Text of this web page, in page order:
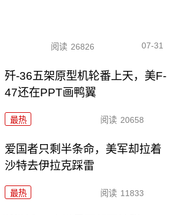
阅读 26826 07-31
歼-36五架原型机轮番上天，美F-
47还在PPT画鸭翼
最热 阅读 20658
爱国者只剩半条命，美军却拉着
沙特去伊拉克踩雷
最热 阅读 11833